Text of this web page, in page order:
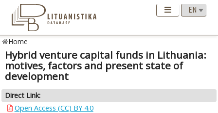
Home
Hybrid venture capital funds in Lithuania:
motives, factors and present state of
development
Direct Link:
Open Access (CC) BY 4.0